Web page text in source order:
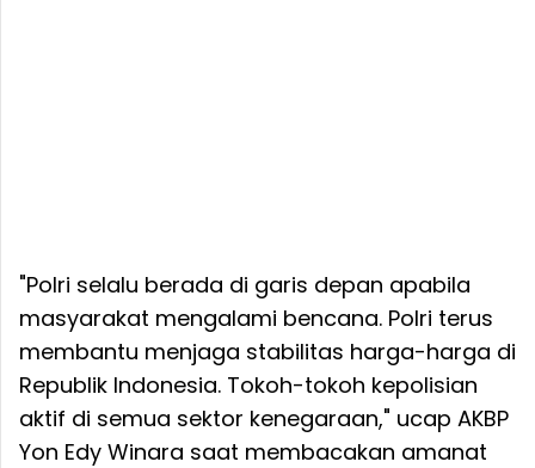
"Polri selalu berada di garis depan apabila
masyarakat mengalami bencana. Polri terus
membantu menjaga stabilitas harga-harga di
Republik Indonesia. Tokoh-tokoh kepolisian
aktif di semua sektor kenegaraan," ucap AKBP
Yon Edy Winara saat membacakan amanat